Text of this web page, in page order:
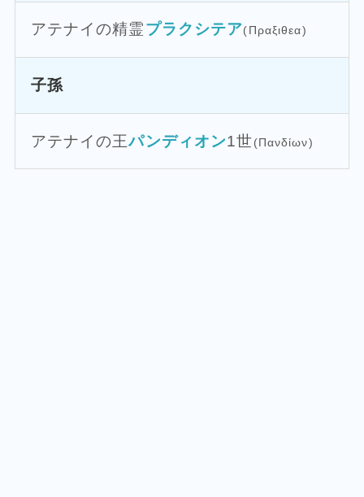
アテナイの精霊プラクシテア(Πραξιθεα)
子孫
アテナイの王パンディオン1世(Πανδίων)